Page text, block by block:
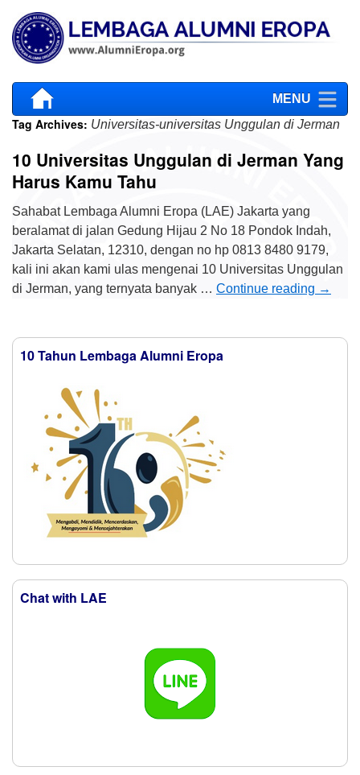
MENU
Tag Archives: Universitas-universitas Unggulan di Jerman
10 Universitas Unggulan di Jerman Yang
Harus Kamu Tahu
Sahabat Lembaga Alumni Eropa (LAE) Jakarta yang
beralamat di jalan Gedung Hijau 2 No 18 Pondok Indah,
Jakarta Selatan, 12310, dengan no hp 0813 8480 9179,
kali ini akan kami ulas mengenai 10 Universitas Unggulan
di Jerman, yang ternyata banyak … Continue reading →
10 Tahun Lembaga Alumni Eropa
Chat with LAE